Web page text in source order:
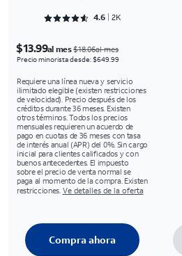
Rated 4.6301 out of 5
4.6 2K
$13.99al mes$18.06al mes
Precio minorista desde: $649.99
Requiere una línea nueva y servicio
ilimitado elegible (existen restricciones
de velocidad). Precio después de los
créditos durante 36 meses. Existen
otros términos. Todos los precios
mensuales requieren un acuerdo de
pago en cuotas de 36 meses con tasa
de interés anual (APR) del 0%. Sin cargo
inicial para clientes calificados y con
buenos antecedentes. El impuesto
sobre el precio de venta normal se
paga al momento de la compra. Existen
restricciones. Ve detalles de la oferta
Compra ahora